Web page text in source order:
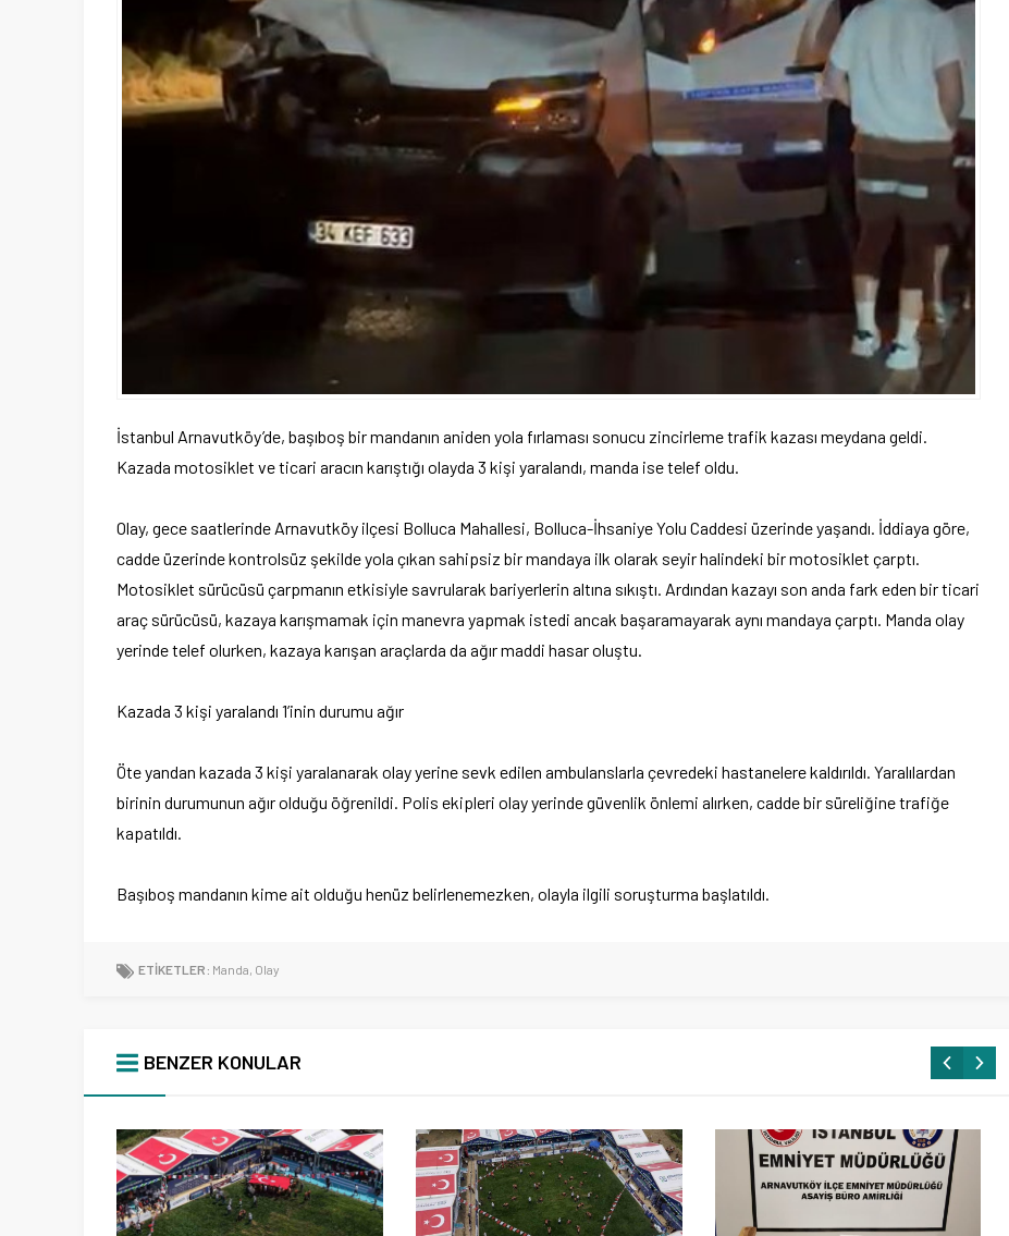
İstanbul Arnavutköy’de, başıboş bir mandanın aniden yola fırlaması sonucu zincirleme trafik kazası meydana geldi.
Kazada motosiklet ve ticari aracın karıştığı olayda 3 kişi yaralandı, manda ise telef oldu.
Olay, gece saatlerinde Arnavutköy ilçesi Bolluca Mahallesi, Bolluca-İhsaniye Yolu Caddesi üzerinde yaşandı. İddiaya göre,
cadde üzerinde kontrolsüz şekilde yola çıkan sahipsiz bir mandaya ilk olarak seyir halindeki bir motosiklet çarptı.
Motosiklet sürücüsü çarpmanın etkisiyle savrularak bariyerlerin altına sıkıştı. Ardından kazayı son anda fark eden bir ticari
araç sürücüsü, kazaya karışmamak için manevra yapmak istedi ancak başaramayarak aynı mandaya çarptı. Manda olay
yerinde telef olurken, kazaya karışan araçlarda da ağır maddi hasar oluştu.
Kazada 3 kişi yaralandı 1’inin durumu ağır
Öte yandan kazada 3 kişi yaralanarak olay yerine sevk edilen ambulanslarla çevredeki hastanelere kaldırıldı. Yaralılardan
birinin durumunun ağır olduğu öğrenildi. Polis ekipleri olay yerinde güvenlik önlemi alırken, cadde bir süreliğine trafiğe
kapatıldı.
Başıboş mandanın kime ait olduğu henüz belirlenemezken, olayla ilgili soruşturma başlatıldı.
ETİKETLER: Manda, Olay
BENZER KONULAR